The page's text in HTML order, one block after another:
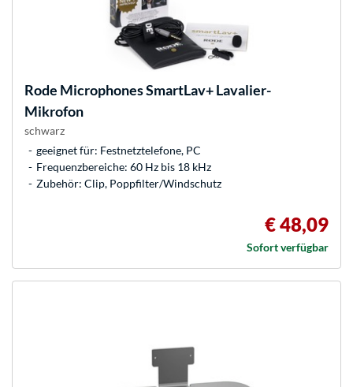
Rode MicrophonesSmartLav+ Lavalier-
Mikrofon
schwarz
geeignet für: Festnetztelefone, PC
Frequenzbereiche: 60 Hz bis 18 kHz
Zubehör: Clip, Poppfilter/Windschutz
€ 48,09
Sofort verfügbar